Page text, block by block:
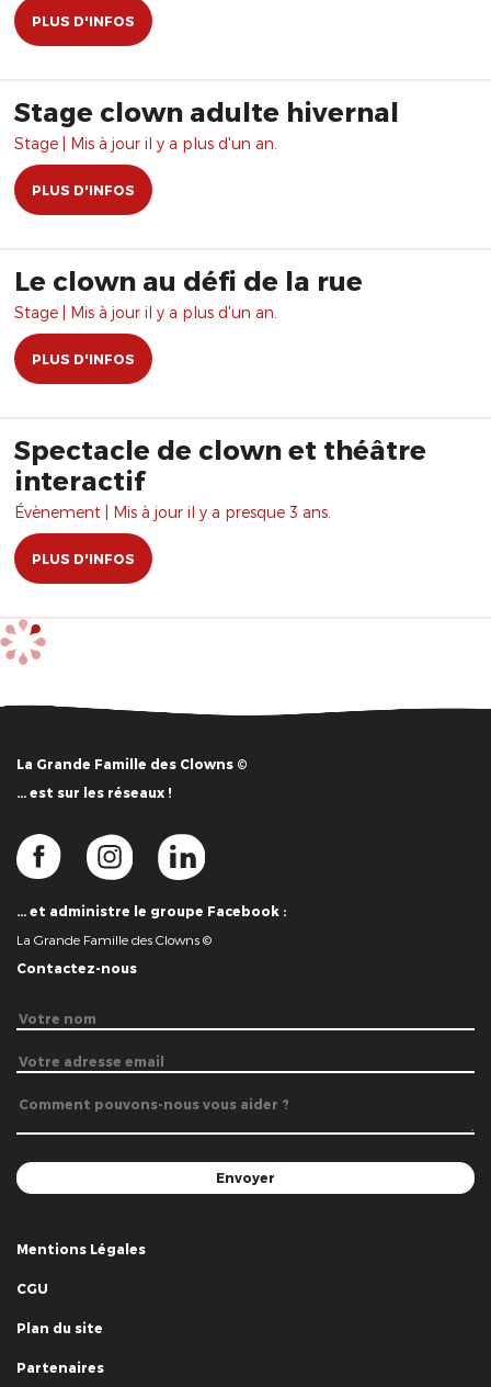
PLUS D'INFOS
Stage clown adulte hivernal
Stage | Mis à jour il y a plus d'un an.
PLUS D'INFOS
Le clown au défi de la rue
Stage | Mis à jour il y a plus d'un an.
PLUS D'INFOS
Spectacle de clown et théâtre
interactif
Évènement | Mis à jour il y a presque 3 ans.
PLUS D'INFOS
La Grande Famille des Clowns ©
… est sur les réseaux !
… et administre le groupe Facebook :
La Grande Famille des Clowns ©
Contactez-nous
Mentions Légales
CGU
Plan du site
Partenaires